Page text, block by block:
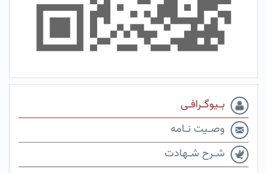
بـیوگـرافـی
وصـیت نـامه
شـرح شـهادت